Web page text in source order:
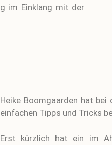
im Einklang mit der
Heike Boomgaarden hat
einfachen Tipps und Tricks
Erst kürzlich hat ein im